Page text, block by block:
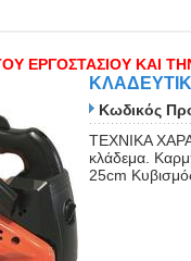
ΕΡΓΟΣΤΑΣΙΟΥ ΚΑΙ
Κωδικός
ΤΕΧΝΙΚΑ
κλάδεμα.
25cm